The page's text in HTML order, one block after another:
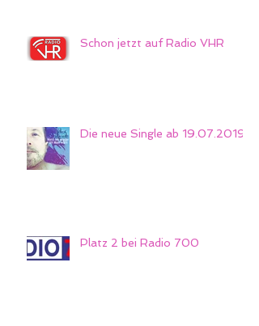
Schon jetzt auf Radio VHR
Die neue Single ab 19.07.2019
Platz 2 bei Radio 700